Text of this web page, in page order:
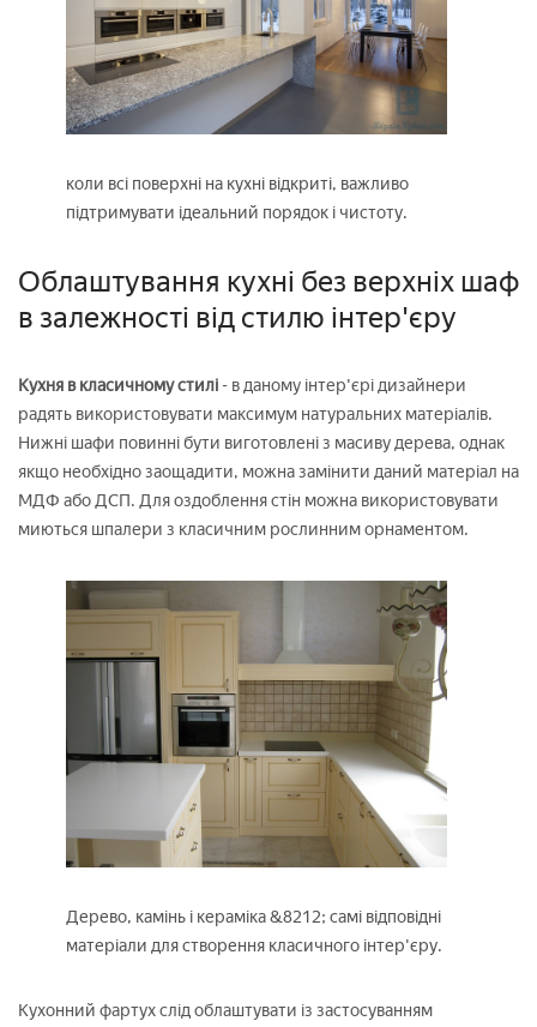
коли всі поверхні на кухні відкриті, важливо
підтримувати ідеальний порядок і чистоту.
Облаштування кухні без верхніх шаф
в залежності від стилю інтер'єру
Кухня в класичному стилі - в даному інтер'єрі дизайнери
радять використовувати максимум натуральних матеріалів.
Нижні шафи повинні бути виготовлені з масиву дерева, однак
якщо необхідно заощадити, можна замінити даний матеріал на
МДФ або ДСП. Для оздоблення стін можна використовувати
миються шпалери з класичним рослинним орнаментом.
Дерево, камінь і кераміка &8212; самі відповідні
матеріали для створення класичного інтер'єру.
Кухонний фартух слід облаштувати із застосуванням